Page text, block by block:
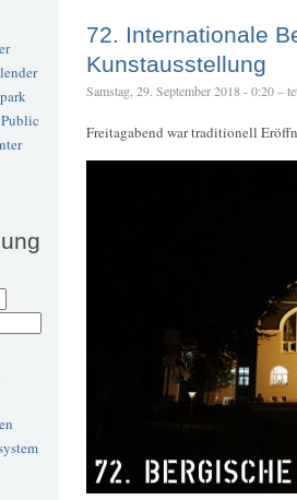
Public
72. Internationale
Kunstausstellung
Samstag, 29. September 2018 - 0:20 –
Freitagabend war traditionell